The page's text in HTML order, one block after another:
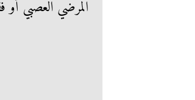
المرضي العصبي